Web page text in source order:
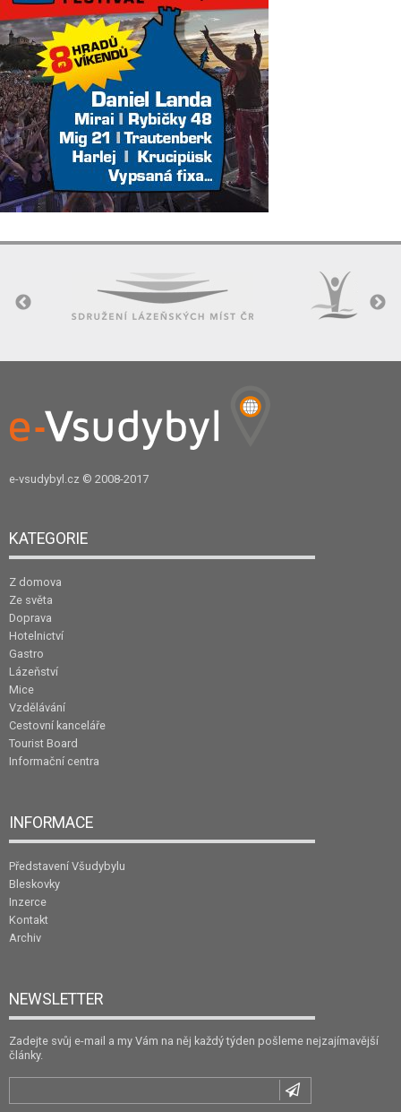
e-vsudybyl.cz © 2008-2017
KATEGORIE
Z domova
Ze světa
Doprava
Hotelnictví
Gastro
Lázeňství
Mice
Vzdělávání
Cestovní kanceláře
Tourist Board
Informační centra
INFORMACE
Představení Všudybylu
Bleskovky
Inzerce
Kontakt
Archiv
NEWSLETTER
Zadejte svůj e-mail a my Vám na něj každý týden pošleme nejzajímavější
články.